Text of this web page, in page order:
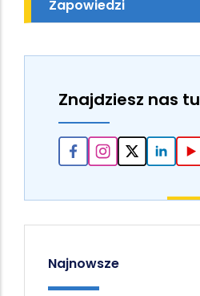
Zapowiedzi
Znajdziesz nas
Najnowsze